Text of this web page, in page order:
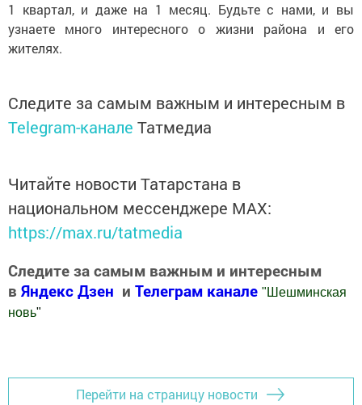
1 квартал, и даже на 1 месяц. Будьте с нами, и вы
узнаете много интересного о жизни района и его
жителях.
Следите за самым важным и интересным в
Telegram-канале Татмедиа
Читайте новости Татарстана в
национальном мессенджере MАХ:
https://max.ru/tatmedia
Следите за самым важным и интересным
в Яндекс Дзен и Телеграм канале " Шешминская
новь"
Перейти на страницу новости